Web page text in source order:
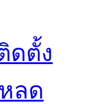
ดตั้ง
ลด